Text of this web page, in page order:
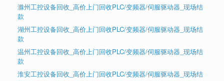
滁州工控设备回收_高价上门回收PLC/变频器/伺服驱动器_现场结
款
湖州工控设备回收_高价上门回收PLC/变频器/伺服驱动器_现场结
款
温州工控设备回收_高价上门回收PLC/变频器/伺服驱动器_现场结
款
淮安工控设备回收_高价上门回收PLC/变频器/伺服驱动器_现场结